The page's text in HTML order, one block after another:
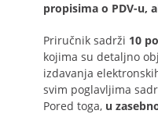
propisima o PDV-u,
Priručnik sadrži 10
kojima su detaljno
izdavanja
svim poglavljima
Pored toga, u